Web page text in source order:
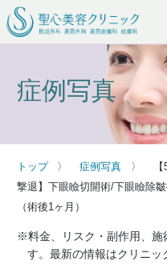
症例写真
トップ 症例写真
撃退】下眼瞼切開術/下眼瞼除
（術後1ヶ月）
※料金、リスク・副作用、施
す。最新の情報はクリニッ